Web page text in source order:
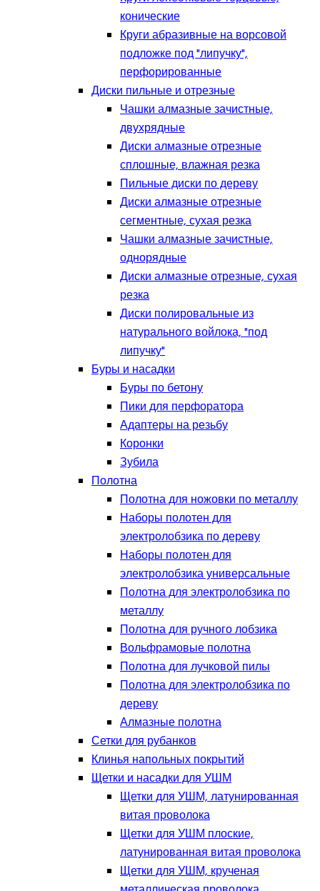
конические
Круги абразивные на ворсовой
подложке под "липучку",
перфорированные
Диски пильные и отрезные
Чашки алмазные зачистные,
двухрядные
Диски алмазные отрезные
сплошные, влажная резка
Пильные диски по дереву
Диски алмазные отрезные
сегментные, сухая резка
Чашки алмазные зачистные,
однорядные
Диски алмазные отрезные, сухая
резка
Диски полировальные из
натурального войлока, "под
липучку"
Буры и насадки
Буры по бетону
Пики для перфоратора
Адаптеры на резьбу
Коронки
Зубила
Полотна
Полотна для ножовки по металлу
Наборы полотен для
электролобзика по дереву
Наборы полотен для
электролобзика универсальные
Полотна для электролобзика по
металлу
Полотна для ручного лобзика
Вольфрамовые полотна
Полотна для лучковой пилы
Полотна для электролобзика по
дереву
Алмазные полотна
Сетки для рубанков
Клинья напольных покрытий
Щетки и насадки для УШМ
Щетки для УШМ, латунированная
витая проволока
Щетки для УШМ плоские,
латунированная витая проволока
Щетки для УШМ, крученая